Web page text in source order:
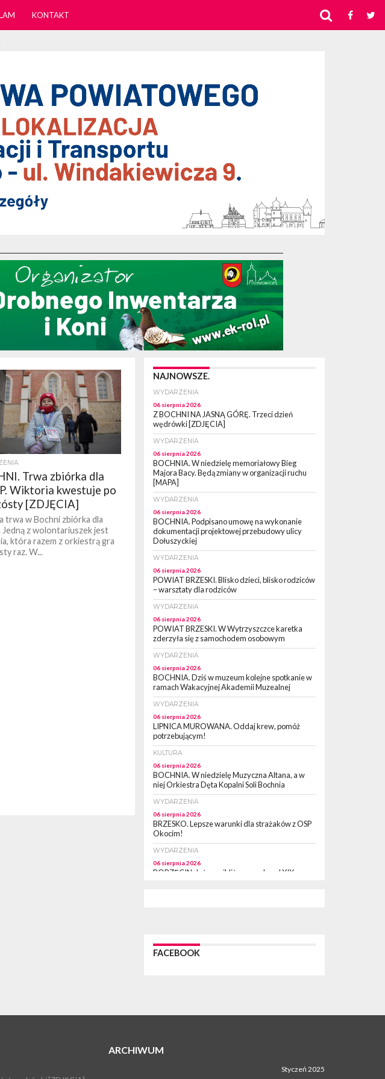
KONTAKT
Trwa zbiórka dla
Wiktoria kwestuje po
[ZDJĘCIA]
trwa w Bochni zbiórka dla
Jedną z wolontariuszek jest
która razem z orkiestrą gra
raz. W...
NAJNOWSZE.
WYDARZENIA
06 sierpnia 2026
Z BOCHNI NA JASNĄ GÓRĘ. Trzeci dzień
wędrówki [ZDJĘCIA]
WYDARZENIA
06 sierpnia 2026
BOCHNIA. W niedzielę memoriałowy Bieg
Majora Bacy. Będą zmiany w organizacji ruchu
[MAPA]
WYDARZENIA
06 sierpnia 2026
BOCHNIA. Podpisano umowę na wykonanie
dokumentacji projektowej przebudowy ulicy
Dołuszyckiej
WYDARZENIA
06 sierpnia 2026
POWIAT BRZESKI. Blisko dzieci, blisko rodziców
– warsztaty dla rodziców
WYDARZENIA
06 sierpnia 2026
POWIAT BRZESKI. W Wytrzyszczce karetka
zderzyła się z samochodem osobowym
WYDARZENIA
06 sierpnia 2026
BOCHNIA. Dziś w muzeum kolejne spotkanie w
ramach Wakacyjnej Akademii Muzealnej
WYDARZENIA
06 sierpnia 2026
LIPNICA MUROWANA. Oddaj krew, pomóż
potrzebującym!
KULTURA
06 sierpnia 2026
BOCHNIA. W niedzielę Muzyczna Altana, a w
niej Orkiestra Dęta Kopalni Soli Bochnia
WYDARZENIA
06 sierpnia 2026
BRZESKO. Lepsze warunki dla strażaków z OSP
Okocim!
WYDARZENIA
06 sierpnia 2026
BORZĘCIN. Już w najbliższy weekend XIX
WYDARZENIA
WYDARZENIA
zespół Kombi [PROGRAM]
FACEBOOK
ARCHIWUM
Styczeń 2025